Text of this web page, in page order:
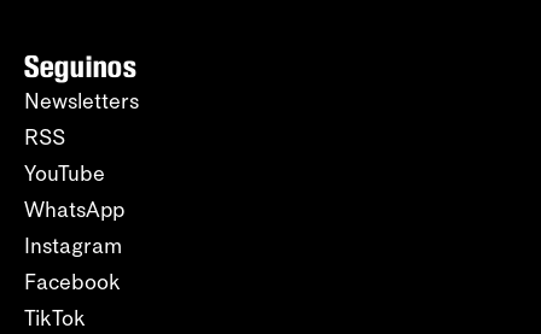
Seguinos
Newsletters
RSS
YouTube
WhatsApp
Instagram
Facebook
TikTok